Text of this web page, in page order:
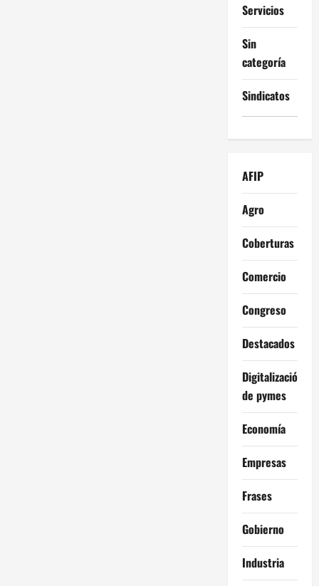
Servicios
Sin
categoría
Sindicatos
AFIP
Agro
Coberturas
Comercio
Congreso
Destacados
Digitalización
de pymes
Economía
Empresas
Frases
Gobierno
Industria